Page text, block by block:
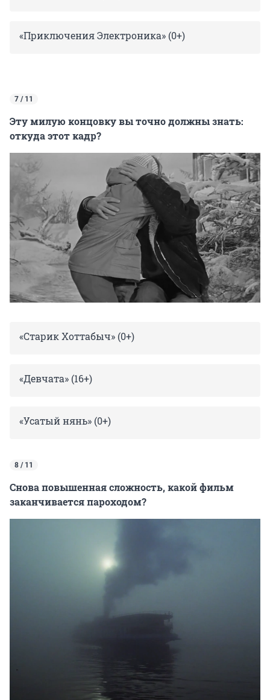
«Приключения Электроника» (0+)
7 / 11
Эту милую концовку вы точно должны знать:
откуда этот кадр?
«Старик Хоттабыч» (0+)
«Девчата» (16+)
«Усатый нянь» (0+)
8 / 11
Снова повышенная сложность, какой фильм
заканчивается пароходом?